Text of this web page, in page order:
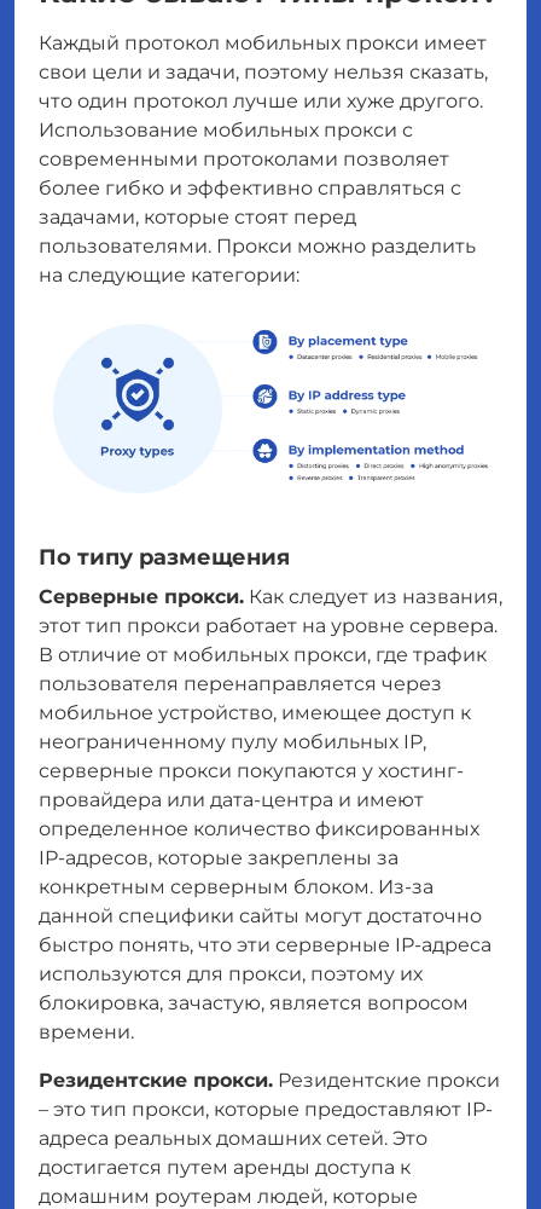
Каждый протокол мобильных прокси имеет
свои цели и задачи, поэтому нельзя сказать,
что один протокол лучше или хуже другого.
Использование мобильных прокси с
современными протоколами позволяет
более гибко и эффективно справляться с
задачами, которые стоят перед
пользователями. Прокси можно разделить
на следующие категории:
По типу размещения
Серверные прокси. Как следует из названия,
этот тип прокси работает на уровне сервера.
В отличие от мобильных прокси, где трафик
пользователя перенаправляется через
мобильное устройство, имеющее доступ к
неограниченному пулу мобильных IP,
серверные прокси покупаются у хостинг-
провайдера или дата-центра и имеют
определенное количество фиксированных
IP-адресов, которые закреплены за
конкретным серверным блоком. Из-за
данной специфики сайты могут достаточно
быстро понять, что эти серверные IP-адреса
используются для прокси, поэтому их
блокировка, зачастую, является вопросом
времени.
Резидентские прокси. Резидентские прокси
– это тип прокси, которые предоставляют IP-
адреса реальных домашних сетей. Это
достигается путем аренды доступа к
домашним роутерам людей, которые